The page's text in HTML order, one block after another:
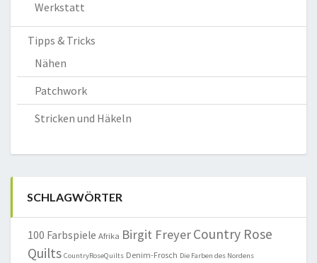
Werkstatt
Tipps & Tricks
Nähen
Patchwork
Stricken und Häkeln
SCHLAGWÖRTER
100 Farbspiele Afrika Birgit FreyerCountry Rose
Quilts CountryRoseQuilts Denim-Frosch Die Farben des Nordens